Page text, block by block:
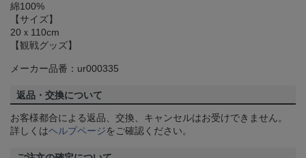
綿100%
【サイズ】
20ｘ110cm
【観戦グッズ】
メーカー品番：ur000335
返品・交換について
お客様都合による返品、交換、キャンセルはお受けできません。
詳しくはヘルプページをご確認ください。